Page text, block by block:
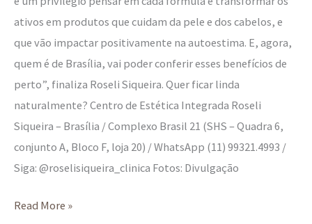
ativos em produtos que cuidam da pele e dos cabelos, e
que vão impactar positivamente na autoestima. E, agora,
quem é de Brasília, vai poder conferir esses benefícios de
perto”, finaliza Roseli Siqueira. Quer ficar linda
naturalmente? Centro de Estética Integrada Roseli
Siqueira – Brasília / Complexo Brasil 21 (SHS – Quadra 6,
conjunto A, Bloco F, loja 20) / WhatsApp (11) 99321.4993 /
Siga: @roselisiqueira_clinica Fotos: Divulgação
Read More »